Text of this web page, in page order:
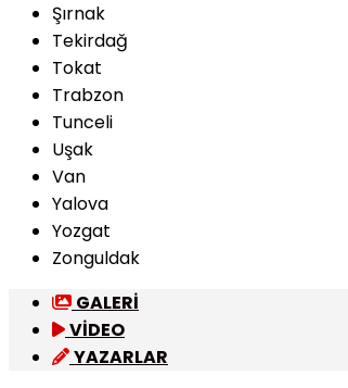
Şırnak
Tekirdağ
Tokat
Trabzon
Tunceli
Uşak
Van
Yalova
Yozgat
Zonguldak
GALERİ
VİDEO
YAZARLAR